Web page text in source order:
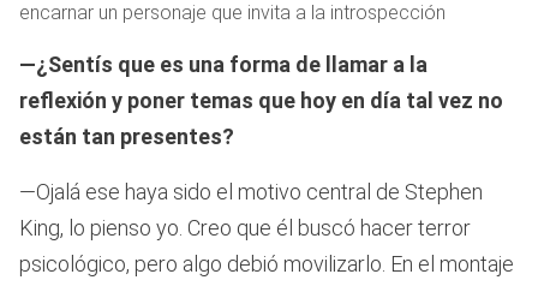
encarnar un personaje que invita a la introspección
—¿Sentís que es una forma de llamar a la
reflexión y poner temas que hoy en día tal vez no
están tan presentes?
—Ojalá ese haya sido el motivo central de Stephen
King, lo pienso yo. Creo que él buscó hacer terror
psicológico, pero algo debió movilizarlo. En el montaje